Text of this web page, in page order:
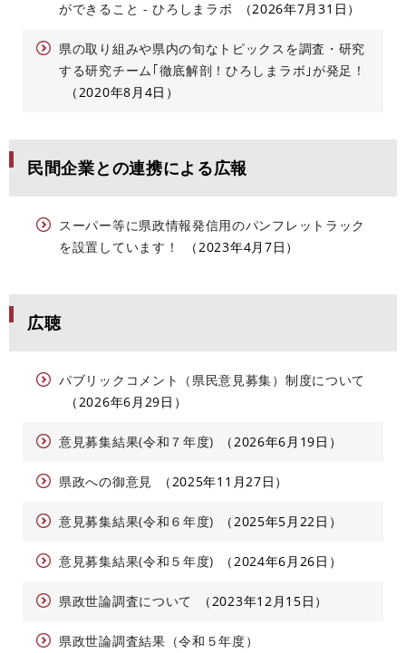
ができること - ひろしまラボ 2026年7月31日
県の取り組みや県内の旬なトピックスを調査・研究
する研究チーム｢徹底解剖！ひろしまラボ｣が発足！
2020年8月4日
民間企業との連携による広報
スーパー等に県政情報発信用のパンフレットラック
を設置しています！
2023年4月7日
広聴
パブリックコメント（県民意見募集）制度について
2026年6月29日
意見募集結果(令和７年度) 2026年6月19日
県政への御意見 2025年11月27日
意見募集結果(令和６年度) 2025年5月22日
意見募集結果(令和５年度) 2024年6月26日
県政世論調査について 2023年12月15日
県政世論調査結果（令和５年度）